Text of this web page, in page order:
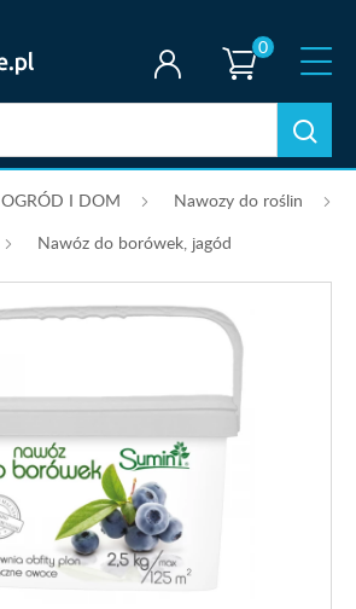
0
OGRÓD I DOM
Nawozy do roślin
Nawóz do borówek, jagód